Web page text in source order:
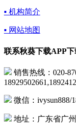
▪ 机构简介
▪ 网站地图
联系秋葵下载APP
销售热线：020-
微信：
地址：广东省